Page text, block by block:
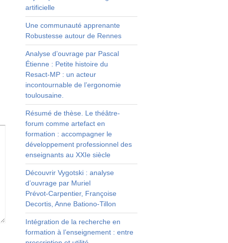
artificielle
Une communauté apprenante
Robustesse autour de Rennes
Analyse d’ouvrage par Pascal
Étienne : Petite histoire du
Resact‑MP : un acteur
incontournable de l’ergonomie
toulousaine.
Résumé de thèse. Le théâtre-
forum comme artefact en
formation : accompagner le
développement professionnel des
enseignants au XXIe siècle
Découvrir Vygotski : analyse
d’ouvrage par Muriel
Prévot‑Carpentier, Françoise
Decortis, Anne Bationo‑Tillon
Intégration de la recherche en
formation à l’enseignement : entre